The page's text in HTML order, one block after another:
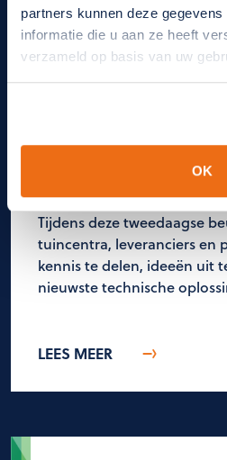
partners kunnen deze
informatie die u aan ze heeft
verzameld op basis van uw
OK
Aanwezig op de
ledenbeurs
GRS-Ledenbeurs van GRS
Plantarium-gebouw in
Tijdens deze tweedaagse
tuincentra, leveranciers en
kennis te delen, ideeën uit
nieuwste technische
LEES MEER